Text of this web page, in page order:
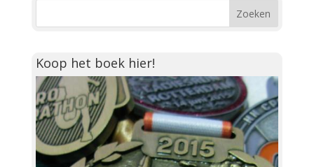
Koop het boek hier!